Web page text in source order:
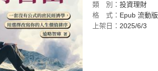
類
別： 投資理財
格
式： Epub 流動版
上架日： 2025/6/3